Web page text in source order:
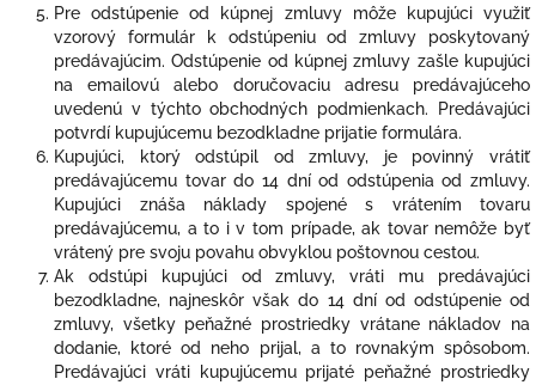
Pre odstúpenie od kúpnej zmluvy môže kupujúci využiť
vzorový formulár k odstúpeniu od zmluvy poskytovaný
predávajúcim. Odstúpenie od kúpnej zmluvy zašle kupujúci
na emailovú alebo doručovaciu adresu predávajúceho
uvedenú v týchto obchodných podmienkach. Predávajúci
potvrdí kupujúcemu bezodkladne prijatie formulára.
Kupujúci, ktorý odstúpil od zmluvy, je povinný vrátiť
predávajúcemu tovar do 14 dní od odstúpenia od zmluvy.
Kupujúci znáša náklady spojené s vrátením tovaru
predávajúcemu, a to i v tom prípade, ak tovar nemôže byť
vrátený pre svoju povahu obvyklou poštovnou cestou.
Ak odstúpi kupujúci od zmluvy, vráti mu predávajúci
bezodkladne, najneskôr však do 14 dní od odstúpenie od
zmluvy, všetky peňažné prostriedky vrátane nákladov na
dodanie, ktoré od neho prijal, a to rovnakým spôsobom.
Predávajúci vráti kupujúcemu prijaté peňažné prostriedky